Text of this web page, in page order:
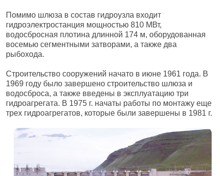
Помимо шлюза в состав гидроузла входит
гидроэлектростанция мощностью 810 МВт,
водосбросная плотина длинной 174 м, оборудованная
восемью сегментными затворами, а также два
рыбохода.
Строительство сооружений начато в июне 1961 года. В
1969 году было завершено строительство шлюза и
водосброса, а также введены в эксплуатацию три
гидроагрегата. В 1975 г. начаты работы по монтажу еще
трех гидроагрегатов, которые были завершены в 1981 г.